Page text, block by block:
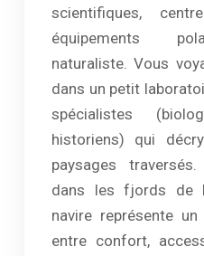
scientifiques,
équipements
naturaliste. Vous
dans un petit
spécialistes
historiens) qui
paysages
dans les fjords de
navire représente
entre confort,